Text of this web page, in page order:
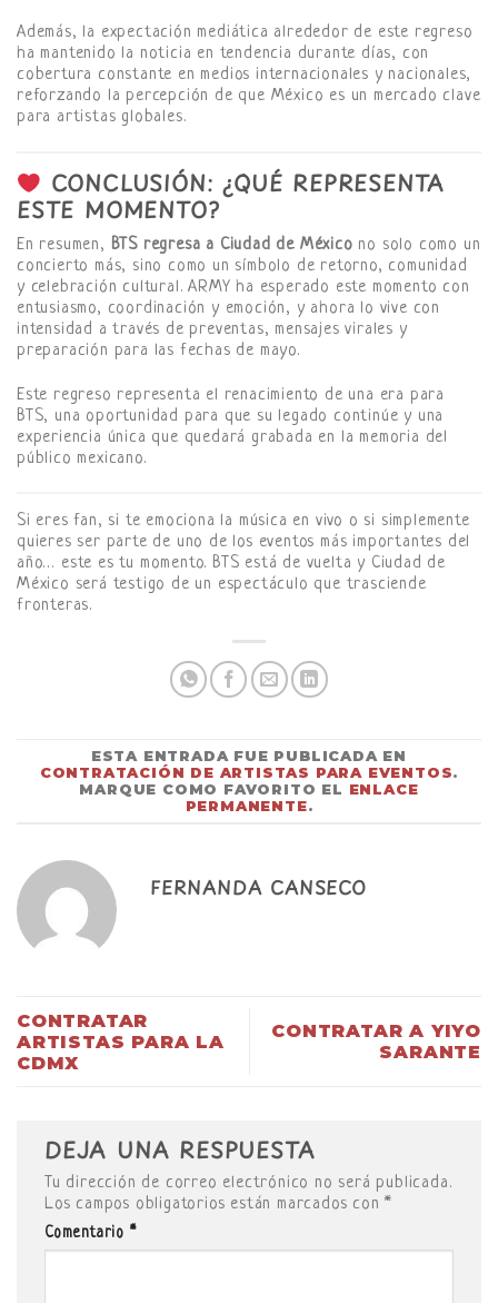
Además, la expectación mediática alrededor de este regreso
ha mantenido la noticia en tendencia durante días, con
cobertura constante en medios internacionales y nacionales,
reforzando la percepción de que México es un mercado clave
para artistas globales.
CONCLUSIÓN: ¿QUÉ REPRESENTA
ESTE MOMENTO?
En resumen, BTS regresa a Ciudad de México no solo como un
concierto más, sino como un símbolo de retorno, comunidad
y celebración cultural. ARMY ha esperado este momento con
entusiasmo, coordinación y emoción, y ahora lo vive con
intensidad a través de preventas, mensajes virales y
preparación para las fechas de mayo.
Este regreso representa el renacimiento de una era para
BTS, una oportunidad para que su legado continúe y una
experiencia única que quedará grabada en la memoria del
público mexicano.
Si eres fan, si te emociona la música en vivo o si simplemente
quieres ser parte de uno de los eventos más importantes del
año… este es tu momento. BTS está de vuelta y Ciudad de
México será testigo de un espectáculo que trasciende
fronteras.
ESTA ENTRADA FUE PUBLICADA EN
CONTRATACIÓN DE ARTISTAS PARA EVENTOS.
MARQUE COMO FAVORITO EL ENLACE
PERMANENTE.
FERNANDA CANSECO
CONTRATAR
ARTISTAS PARA LA
CDMX
CONTRATAR A YIYO
SARANTE
DEJA UNA RESPUESTA
Tu dirección de correo electrónico no será publicada.
Los campos obligatorios están marcados con*
Comentario *